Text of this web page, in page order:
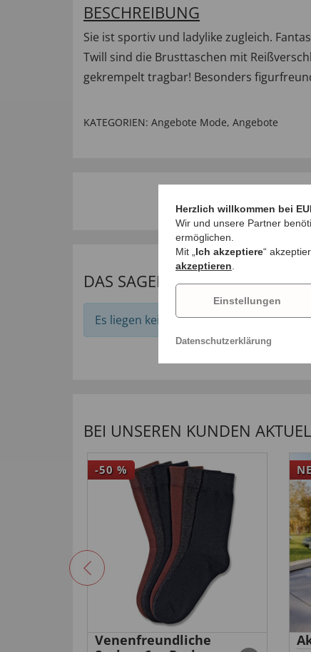
BESCHREIBUNG
Sie ist sportiv und ladylike zugleich.
Twill sind die Brusttaschen mit
gekrempelt tragbar! Besonders
KATEGORIEN: Angebote Mode, Angebote
DAS SAGEN UNSERE KUNDEN
Es liegen keine Bewertungen zu diesem
BEI UNSEREN KUNDEN
-50 %
Venenfreundliche
Herzlich willkommen bei
Wir und unsere Partner
ermöglichen.
Mit „ Ich akzeptiere“
akzeptieren
Einstellungen
Datenschutzerklärung